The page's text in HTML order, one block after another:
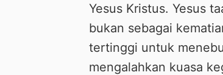
Yesus Kristus. Yesus
bukan sebagai
tertinggi untuk
mengalahkan kuasa